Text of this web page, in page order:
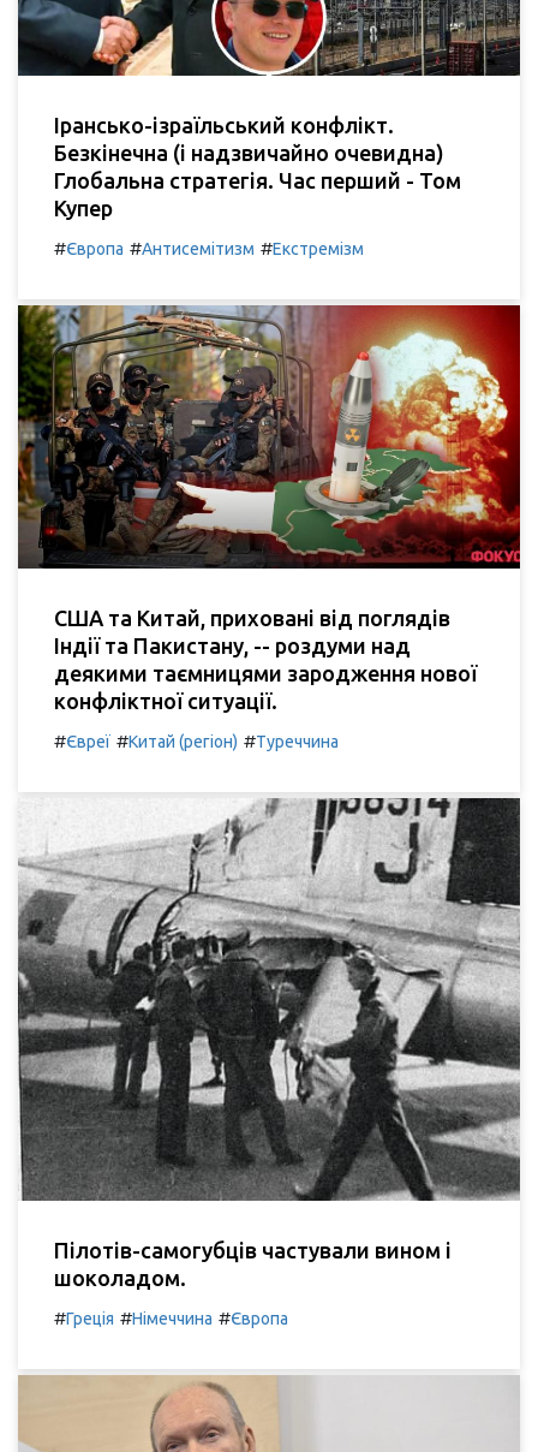
Ірансько-ізраїльський конфлікт.
Безкінечна (і надзвичайно очевидна)
Глобальна стратегія. Час перший - Том
Купер
#Європа #Антисемітизм #Екстремізм
США та Китай, приховані від поглядів
Індії та Пакистану, -- роздуми над
деякими таємницями зародження нової
конфліктної ситуації.
#Євреї #Китай (регіон) #Туреччина
Пілотів-самогубців частували вином і
шоколадом.
#Греція #Німеччина #Європа